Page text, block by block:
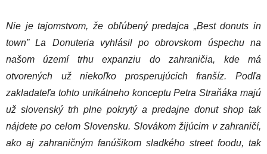
Nie je tajomstvom, že obľúbený predajca „Best donuts in
town” La Donuteria vyhlásil po obrovskom úspechu na
našom území trhu expanziu do zahraničia, kde má
otvorených už niekoľko prosperujúcich franšíz. Podľa
zakladateľa tohto unikátneho konceptu Petra Straňáka majú
už slovenský trh plne pokrytý a predajne donut shop tak
nájdete po celom Slovensku. Slovákom žijúcim v zahraničí,
ako aj zahraničným fanúšikom sladkého street foodu, tak